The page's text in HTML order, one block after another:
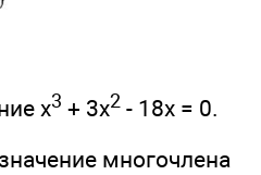
х3 + 3х2 - 18x = 0.
многочлена